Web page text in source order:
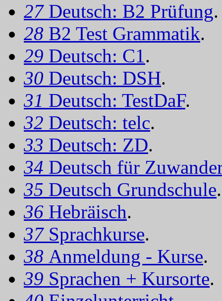
27 Deutsch: B2 Prüfung.
28 B2 Test Grammatik.
29 Deutsch: C1.
30 Deutsch: DSH.
31 Deutsch: TestDaF.
32 Deutsch: telc.
33 Deutsch: ZD.
34 Deutsch für
35 Deutsch Grundschule.
36 Hebräisch.
37 Sprachkurse.
38 Anmeldung - Kurse.
39 Sprachen + Kursorte.